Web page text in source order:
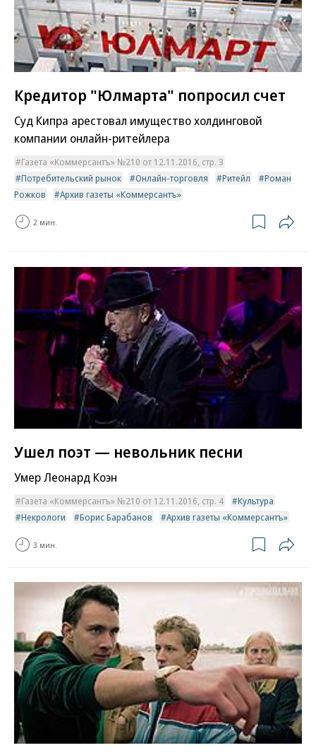
Кредитор "Юлмарта" попросил счет
Суд Кипра арестовал имущество холдинговой
компании онлайн-ритейлера
Газета «Коммерсантъ» №210 от 12.11.2016, стр. 3
Потребительский рынок
Онлайн-торговля Ритейл
Роман
Рожков
Архив газеты «Коммерсантъ»
2 мин.
Ушел поэт — невольник песни
Умер Леонард Коэн
Газета «Коммерсантъ» №210 от 12.11.2016, стр. 4
Культура
Некрологи
Борис Барабанов Архив газеты «Коммерсантъ»
3 мин.